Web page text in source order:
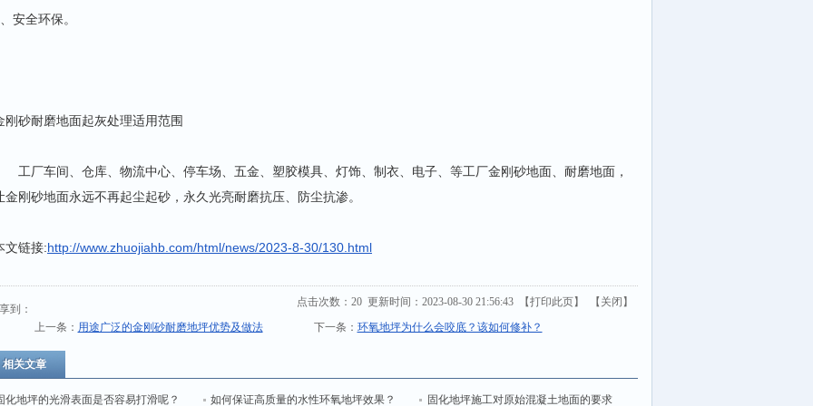
安全环保。
刚砂耐磨地面起灰处理适用范围
厂车间、仓库、物流中心、停车场、五金、塑胶模具、灯饰、制衣、电子、等工厂金刚砂地面、耐磨地面，
金刚砂地面永远不再起尘起砂，永久光亮耐磨抗压、防尘抗渗。
文链接:http://www.zhuojiahb.com/html/news/2023-8-30/130.html
到：
点击次数： 20 更新时间：2023-08-30 21:56:43 【打印此页】 【 关闭 】
上一条： 用途广泛的金刚砂耐磨地坪优势及做法 下一条： 环氧地坪为什么会咬底？该如何修补？
相关文章
化地坪的光滑表面是否容易打滑呢？ 如何保证高质量的水性环氧地坪效果？ 固化地坪施工对原始混凝土地面的要求